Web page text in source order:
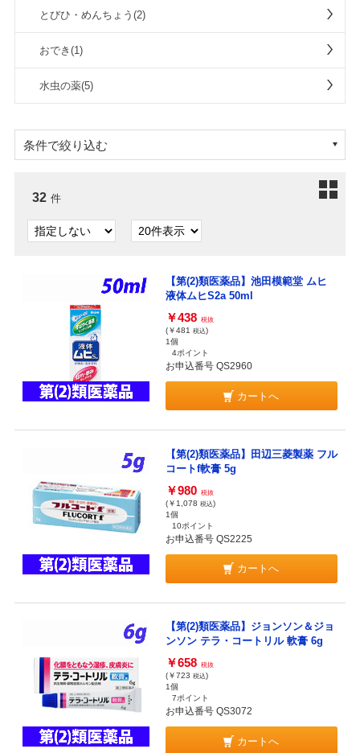
とびひ・めんちょう(2)
おでき(1)
水虫の薬(5)
条件で絞り込む
32 件
【第(2)類医薬品】池田模範堂 ムヒ
液体ムヒS2a 50ml
￥438 税抜
(￥481 税込)
1個
4ポイント
お申込番号 QS2960
カートへ
【第(2)類医薬品】田辺三菱製薬 フル
コートf軟膏 5g
￥980 税抜
(￥1,078 税込)
1個
10ポイント
お申込番号 QS2225
カートへ
【第(2)類医薬品】ジョンソン＆ジョ
ンソン テラ・コートリル 軟膏 6g
￥658 税抜
(￥723 税込)
1個
7ポイント
お申込番号 QS3072
カートへ